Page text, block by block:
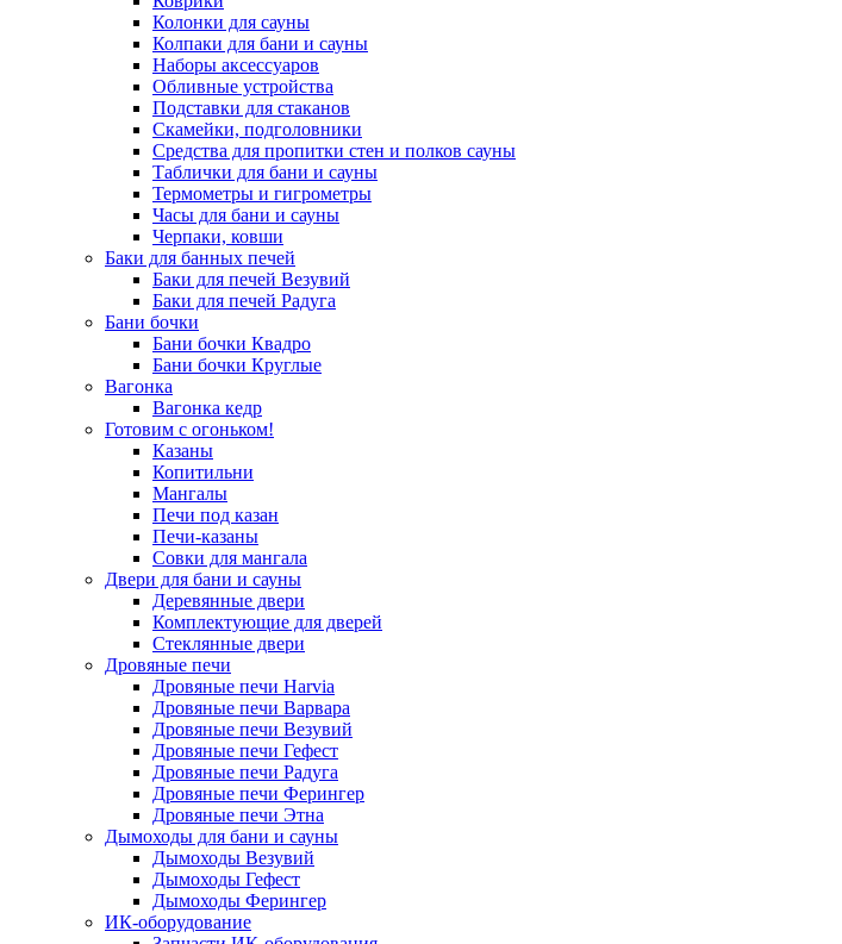
Колонки для сауны
Колпаки для бани и сауны
Наборы аксессуаров
Обливные устройства
Подставки для стаканов
Скамейки, подголовники
Средства для пропитки стен и полков сауны
Таблички для бани и сауны
Термометры и гигрометры
Часы для бани и сауны
Черпаки, ковши
Баки для банных печей
Баки для печей Везувий
Баки для печей Радуга
Бани бочки
Бани бочки Квадро
Бани бочки Круглые
Вагонка
Вагонка кедр
Готовим с огоньком!
Казаны
Копитильни
Мангалы
Печи под казан
Печи-казаны
Совки для мангала
Двери для бани и сауны
Деревянные двери
Комплектующие для дверей
Стеклянные двери
Дровяные печи
Дровяные печи Harvia
Дровяные печи Варвара
Дровяные печи Везувий
Дровяные печи Гефест
Дровяные печи Радуга
Дровяные печи Ферингер
Дровяные печи Этна
Дымоходы для бани и сауны
Дымоходы Везувий
Дымоходы Гефест
Дымоходы Ферингер
ИК-оборудование